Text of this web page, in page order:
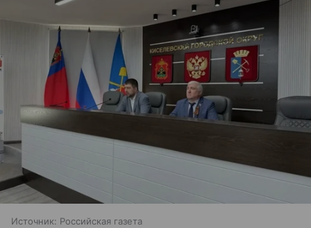
Источник: Российская газета